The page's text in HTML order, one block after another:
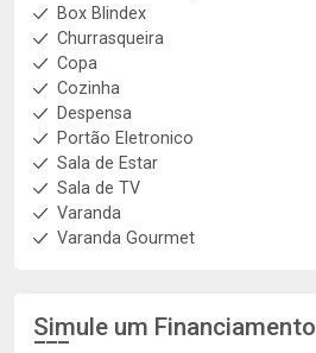
Box Blindex
Churrasqueira
Copa
Cozinha
Despensa
Portão Eletronico
Sala de Estar
Sala de TV
Varanda
Varanda Gourmet
Simule um Financiamento